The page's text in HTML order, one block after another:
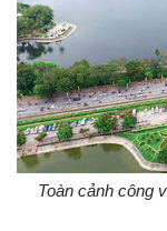
Toàn cảnh công